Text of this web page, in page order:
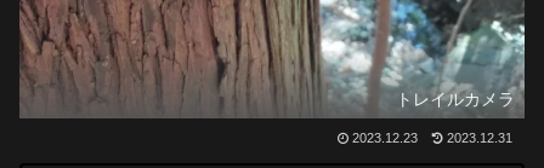
トレイルカメラ
2023.12.23 2023.12.31